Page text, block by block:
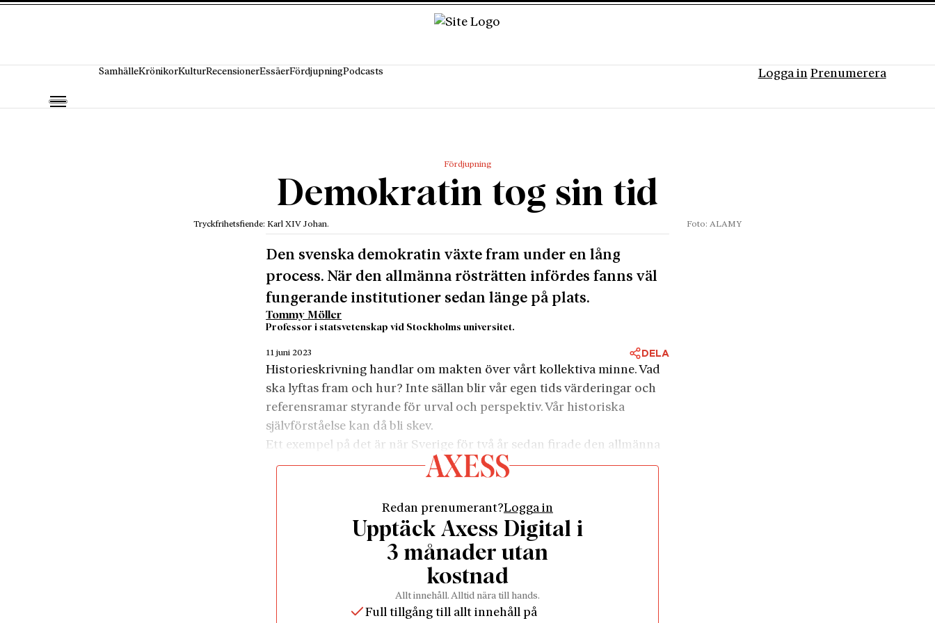
SamhälleKrönikorKulturRecensionerEssäerFördjupningPodcasts Logga in Prenumerera
Fördjupning
Demokratin tog sin tid
Tryckfrihetsfiende: Karl XIV Johan. Foto: ALAMY
Den svenska demokratin växte fram under en lång
process. När den allmänna rösträtten infördes fanns väl
fungerande institutioner sedan länge på plats.
Tommy Möller
Professor i statsvetenskap vid Stockholms universitet.
11 juni 2023 DELA
Historieskrivning handlar om makten över vårt kollektiva minne. Vad
ska lyftas fram och hur? Inte sällan blir vår egen tids värderingar och
referensramar styrande för urval och perspektiv. Vår hi­storiska
självförståelse kan då bli skev.
Ett exempel på det är när Sverige för två år sedan firade den allmänna
rösträttens hundraårsjubileum. Fokus låg helt på den kvinnliga
rent principiellt eftersom en ordning där halva befolkningen utestängs
från vallokalerna på grund av könstillhörighet knappast kan kallas
Men på den tiden som rösträttsstriden pågick kallades den kvinnliga
rösträtten för ”den lilla rösträttsfrågan”. Den stora och avgörande
frågan gällde rösträttsreglerna till den första kammaren.
”Vissa önskade en statskupp, och förberedde sig för en sådan. Kungen
Redan prenumerant?Logga in
Upptäck Axess Digital i
3 månader utan
kostnad
Allt innehåll. Alltid nära till hands.
Full tillgång till allt innehåll på